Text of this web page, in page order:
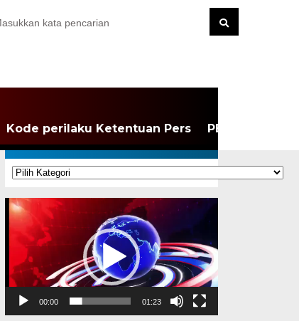
Kode perilaku Ketentuan Pers PEDOMAN
KATEGORI
Kategori
Pemutar
Video
00:00 01:23